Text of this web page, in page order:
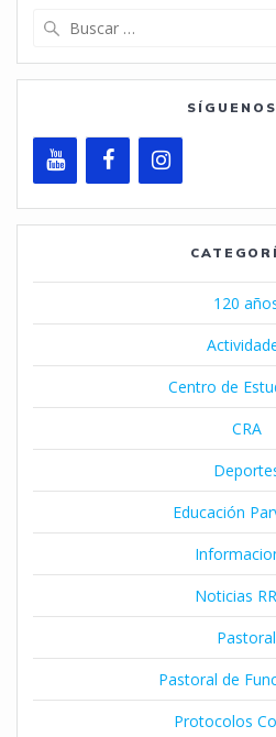
120
Centro de
CRA
Educación
Noticias
Pastoral
Pastoral de
Protocolos